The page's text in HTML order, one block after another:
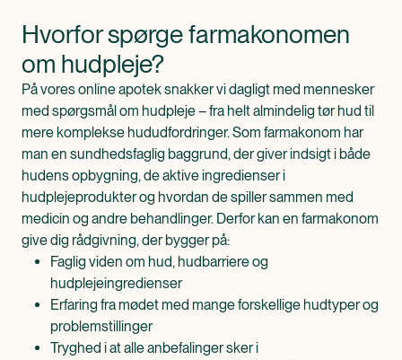
Hvorfor spørge farmakonomen
om hudpleje?
På vores online apotek snakker vi dagligt med mennesker
med spørgsmål om hudpleje – fra helt almindelig tør hud til
mere komplekse hududfordringer. Som farmakonom har
man en sundhedsfaglig baggrund, der giver indsigt i både
hudens opbygning, de aktive ingredienser i
hudplejeprodukter og hvordan de spiller sammen med
medicin og andre behandlinger. Derfor kan en farmakonom
give dig rådgivning, der bygger på:
Faglig viden om hud, hudbarriere og
hudplejeingredienser
Erfaring fra mødet med mange forskellige hudtyper og
problemstillinger
Tryghed i at alle anbefalinger sker i